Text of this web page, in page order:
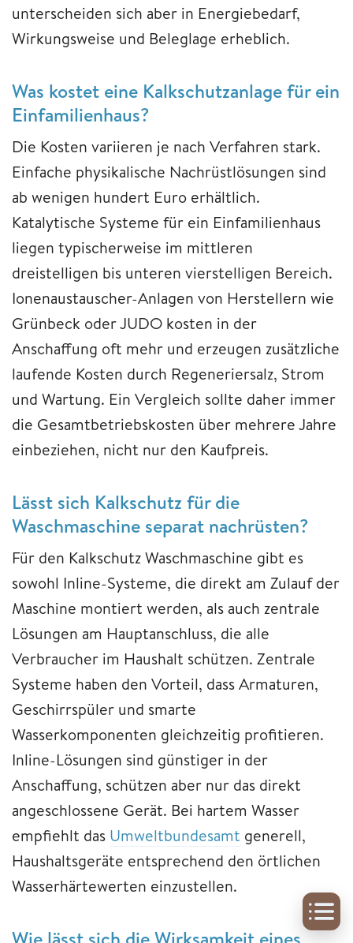
unterscheiden sich aber in Energiebedarf,
Wirkungsweise und Beleglage erheblich.
Was kostet eine Kalkschutzanlage für ein
Einfamilienhaus?
Die Kosten variieren je nach Verfahren stark.
Einfache physikalische Nachrüstlösungen sind
ab wenigen hundert Euro erhältlich.
Katalytische Systeme für ein Einfamilienhaus
liegen typischerweise im mittleren
dreistelligen bis unteren vierstelligen Bereich.
Ionenaustauscher-Anlagen von Herstellern wie
Grünbeck oder JUDO kosten in der
Anschaffung oft mehr und erzeugen zusätzliche
laufende Kosten durch Regeneriersalz, Strom
und Wartung. Ein Vergleich sollte daher immer
die Gesamtbetriebskosten über mehrere Jahre
einbeziehen, nicht nur den Kaufpreis.
Lässt sich Kalkschutz für die
Waschmaschine separat nachrüsten?
Für den Kalkschutz Waschmaschine gibt es
sowohl Inline-Systeme, die direkt am Zulauf der
Maschine montiert werden, als auch zentrale
Lösungen am Hauptanschluss, die alle
Verbraucher im Haushalt schützen. Zentrale
Systeme haben den Vorteil, dass Armaturen,
Geschirrspüler und smarte
Wasserkomponenten gleichzeitig profitieren.
Inline-Lösungen sind günstiger in der
Anschaffung, schützen aber nur das direkt
angeschlossene Gerät. Bei hartem Wasser
empfiehlt das Umweltbundesamt generell,
Haushaltsgeräte entsprechend den örtlichen
Wasserhärtewerten einzustellen.